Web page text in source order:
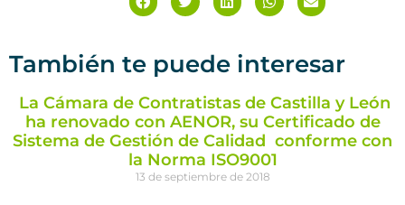
También te puede interesar
La Cámara de Contratistas de Castilla y León
ha renovado con AENOR, su Certificado de
Sistema de Gestión de Calidad conforme con
la Norma ISO9001
13 de septiembre de 2018